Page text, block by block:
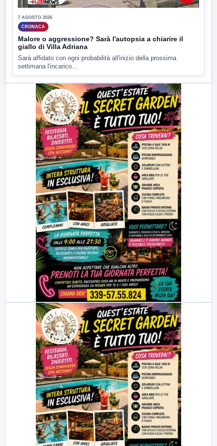
7 AGOSTO 2026
CRONACA
Malore o aggressione? Sarà l'autopsia a chiarire il
giallo di Villa Adriana
Sarà affidato con ogni probabilità all'inizio della prossima
settimana l'incarico...